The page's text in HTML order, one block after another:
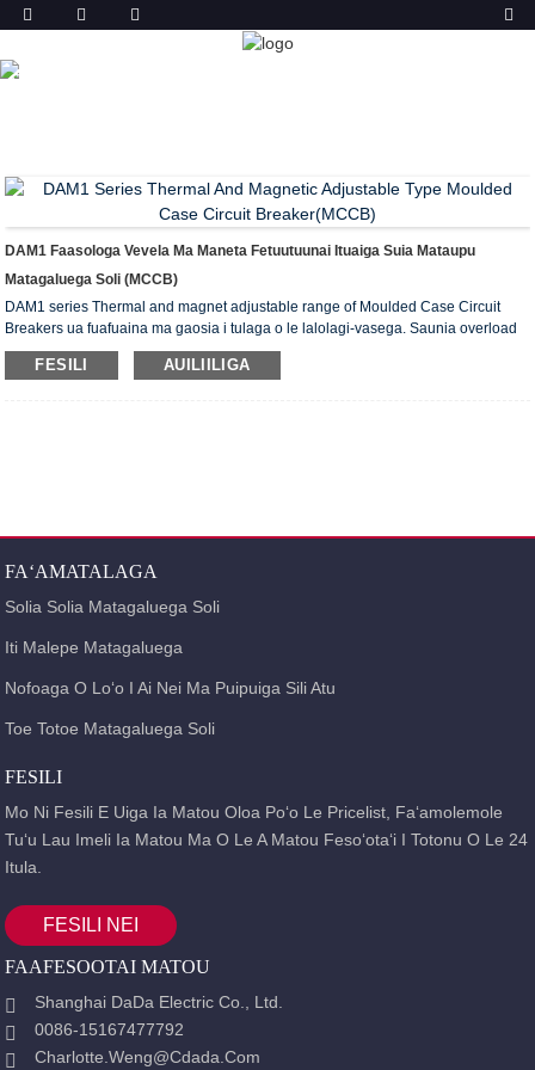
SOLITULAFONO MATAGALUEGA (MCCB)
DAM1 Faasologa Vevela Ma Maneta Fetuutuunai Ituaiga Suia Mataupu
Matagaluega Soli (MCCB)
DAM1 series Thermal and magnet adjustable range of Moulded Case Circuit
Breakers ua fuafuaina ma gaosia i tulaga o le lalolagi-vasega. Saunia overload
ma puupuu-matagaluega puipuiga mo uma talosaga. O le vevela & maneta
elemene, fetuunai i luga o le lautele fusi, faia nei MCCBs lelei mo soʻo se
FESILI AUILIILIGA
FAʻAMATALAGA
Solia Solia Matagaluega Soli
Iti Malepe Matagaluega
Nofoaga O Loʻo I Ai Nei Ma Puipuiga Sili Atu
Toe Totoe Matagaluega Soli
FESILI
Mo Ni Fesili E Uiga Ia Matou Oloa Poʻo Le Pricelist, Faʻamolemole
Tuʻu Lau Imeli Ia Matou Ma O Le A Matou Fesoʻotaʻi I Totonu O Le 24
Itula.
FESILI NEI
FAAFESOOTAI MATOU
Shanghai DaDa Electric Co., Ltd.
0086-15167477792
Charlotte.weng@cdada.com